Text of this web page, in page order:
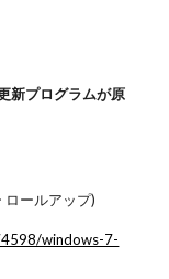
新プログラムが原
ロールアップ)
windows-7-